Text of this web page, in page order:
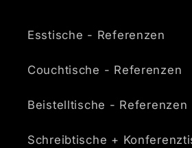
Esstische - Referenzen
Couchtische - Referenzen
Beistelltische - Referenzen
Schreibtische +